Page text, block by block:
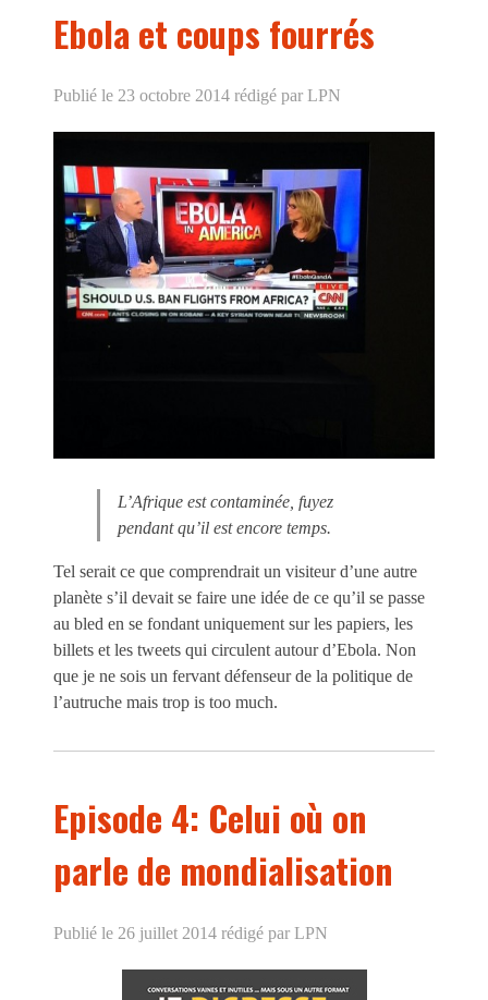
Ebola et coups fourrés
Publié le 23 octobre 2014 rédigé par LPN
L’Afrique est contaminée, fuyez
pendant qu’il est encore temps.
Tel serait ce que comprendrait un visiteur d’une autre
planète s’il devait se faire une idée de ce qu’il se passe
au bled en se fondant uniquement sur les papiers, les
billets et les tweets qui circulent autour d’Ebola. Non
que je ne sois un fervant défenseur de la politique de
l’autruche mais trop is too much.
Episode 4: Celui où on
parle de mondialisation
Publié le 26 juillet 2014 rédigé par LPN